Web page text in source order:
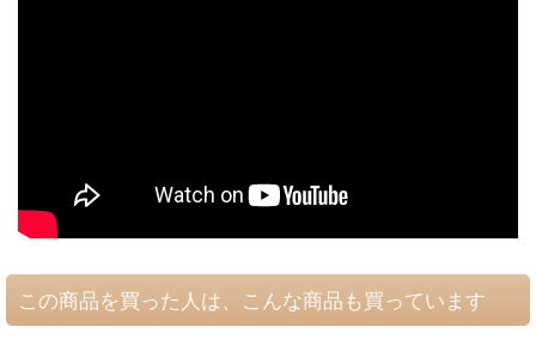
この商品を買った人は、こんな商品も買っています